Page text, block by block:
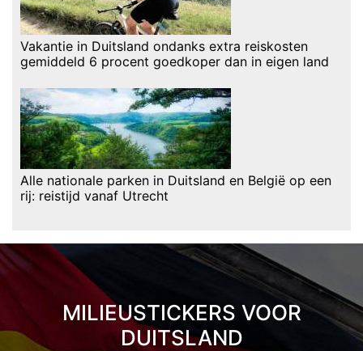
Vakantie in Duitsland ondanks extra reiskosten
gemiddeld 6 procent goedkoper dan in eigen land
Alle nationale parken in Duitsland en België op een
rij: reistijd vanaf Utrecht
MILIEUSTICKERS VOOR
DUITSLAND